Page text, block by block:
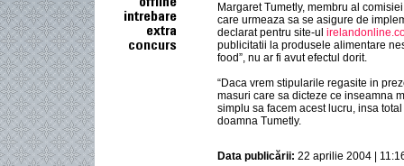
Margaret Tumetly, membru al
care urmeaza sa se asigure de
declarat pentru site-ul
publicitatii la produsele alimentare
food”, nu ar fi avut efectul dorit.
“Daca vrem stipularile regasite in
masuri care sa dicteze ce inseamna
simplu sa facem acest lucru, insa
doamna Tumetly.
Data publicării: 22 aprilie 2004 |